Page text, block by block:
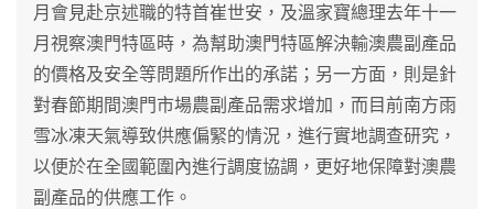
月會見赴京述職的特首崔世安，及溫家寶總理去年十一
月視察澳門特區時，為幫助澳門特區解決輸澳農副產品
的價格及安全等問題所作出的承諾；另一方面，則是針
對春節期間澳門市場農副產品需求增加，而目前南方雨
雪冰凍天氣導致供應偏緊的情況，進行實地調查研究，
以便於在全國範圍內進行調度協調，更好地保障對澳農
副產品的供應工作。